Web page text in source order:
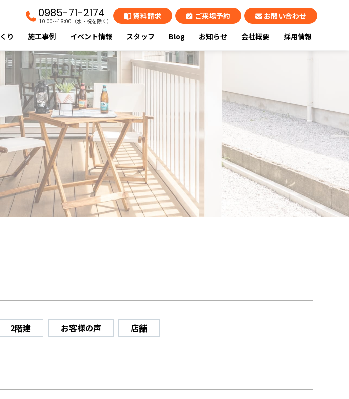
0985-71-2174
10:00〜18:00（水・祝を除く）
資料請求 ご来場予約 お問い合わせ
り 施工事例 イベント情報 スタッフ Blog お知らせ 会社概要 採用情報
2階建 お客様の声 店舗